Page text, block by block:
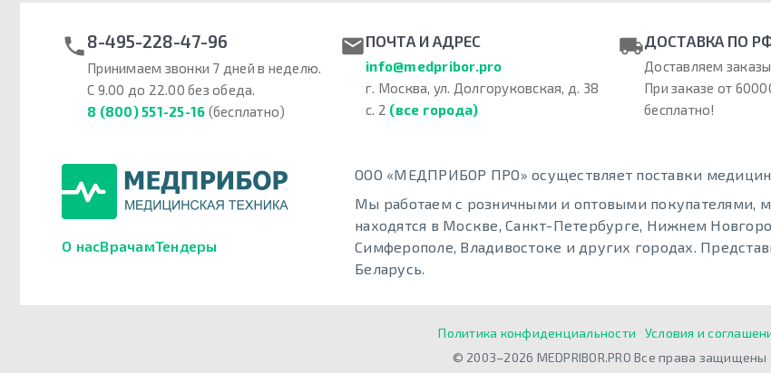
8-495-228-47-96
Принимаем звонки 7 дней в неделю.
С 9.00 до 22.00 без обеда.
8 (800) 551-25-16 (бесплатно)
ПОЧТА И АДРЕС
info@medpribor.pro
г. Москва, ул. Долгоруковская, д. 38
с. 2 (все города)
ДОСТАВКА ПО
Доставляем
При заказе от
бесплатно!
О насВрачамТендеры
ООО «МЕДПРИБОР ПРО» осуществляет поставки
Мы работаем с розничными и оптовыми
находятся в Москве, Санкт-Петербурге, Нижнем
Симферополе, Владивостоке и других городах.
Беларусь.
Политика конфиденциальности
Условия и
© 2003–2026 MEDPRIBOR.PRO Все права защищены